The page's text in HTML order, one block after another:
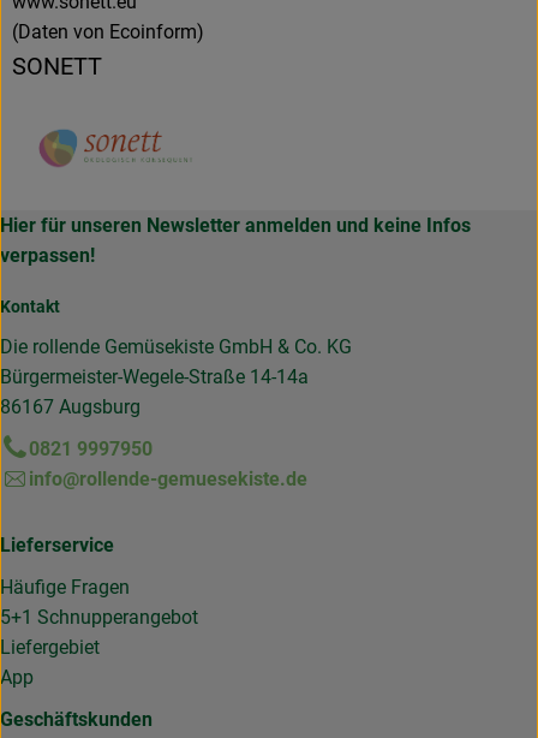
(Daten von Ecoinform)
SONETT
Hier für unseren Newsletter anmelden und keine Infos
verpassen!
Kontakt
Die rollende Gemüsekiste GmbH & Co. KG
Bürgermeister-Wegele-Straße 14-14a
86167 Augsburg
0821 9997950
info@rollende-gemuesekiste.de
Lieferservice
Häufige Fragen
5+1 Schnupperangebot
Liefergebiet
App
Geschäftskunden